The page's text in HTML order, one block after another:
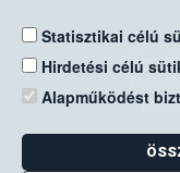
Statisztikai célú
Hirdetési célú
Alapműködést
E-